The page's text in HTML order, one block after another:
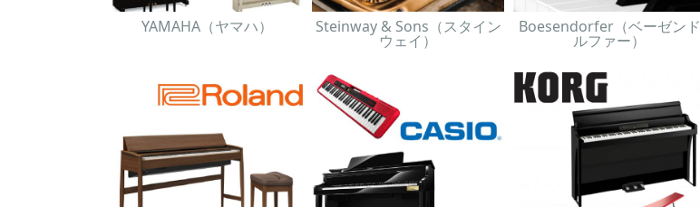
YAMAHA（ヤマハ） Steinway & Sons（スタイン
ウェイ）
Boesendorfer（ベーゼンド
ルファー）